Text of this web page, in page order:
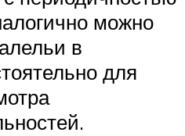
можно
в
для